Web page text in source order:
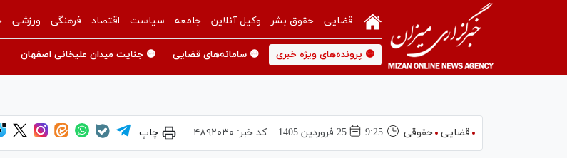
قضایی حقوق بشر وکیل آنلاین جامعه سیاست اقتصاد فرهنگی ورزشی
🟡 پرونده‌های ویژه خبری 🟡 سامانه‌های قضایی 🟡 جنایت میدان علیخانی اصفهان
قضایی حقوقی 9:25 25 فروردين 1405 کد خبر: ۴۸۹۲۰۳۰ چاپ